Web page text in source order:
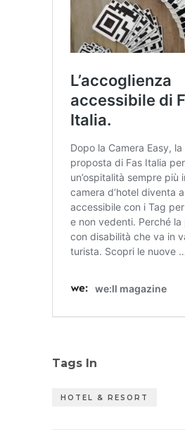
Tags In
HOTEL & RESORT